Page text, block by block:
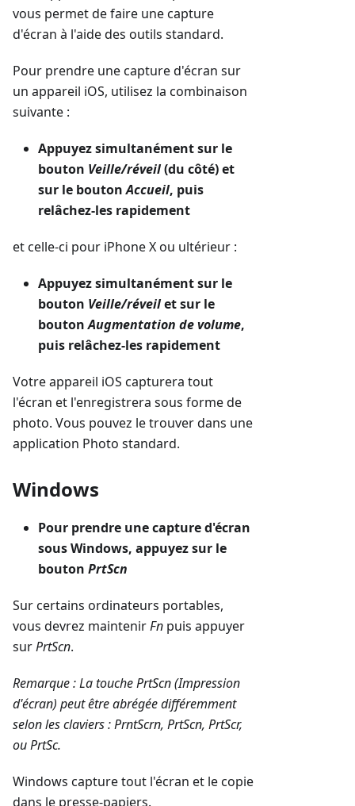
vous permet de faire une capture
d'écran à l'aide des outils standard.
Pour prendre une capture d'écran sur
un appareil iOS, utilisez la combinaison
suivante :
Appuyez simultanément sur le
bouton Veille/réveil(du côté) et
sur le boutonAccueil, puis
relâchez-les rapidement
et celle-ci pour iPhone X ou ultérieur :
Appuyez simultanément sur le
bouton Veille/réveilet sur le
boutonAugmentation de volume,
puis relâchez-les rapidement
Votre appareil iOS capturera tout
l'écran et l'enregistrera sous forme de
photo. Vous pouvez le trouver dans une
application Photo standard.
Windows
Pour prendre une capture d'écran
sous Windows, appuyez sur le
bouton PrtScn
Sur certains ordinateurs portables,
vous devrez maintenirFn puis appuyer
surPrtScn.
Remarque : La touche PrtScn (Impression
d'écran) peut être abrégée différemment
selon les claviers : PrntScrn, PrtScn, PrtScr,
ou PrtSc.
Windows capture tout l'écran et le copie
dans le presse-papiers.